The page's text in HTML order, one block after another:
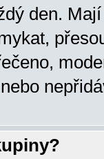
den.
nebo